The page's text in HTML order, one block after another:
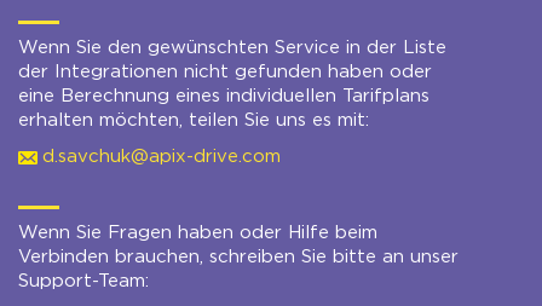
Wenn Sie den gewünschten Service in der Liste
der Integrationen nicht gefunden haben oder
eine Berechnung eines individuellen Tarifplans
erhalten möchten, teilen Sie uns es mit:
d.savchuk@apix-drive.com
Wenn Sie Fragen haben oder Hilfe beim
Verbinden brauchen, schreiben Sie bitte an unser
Support-Team: